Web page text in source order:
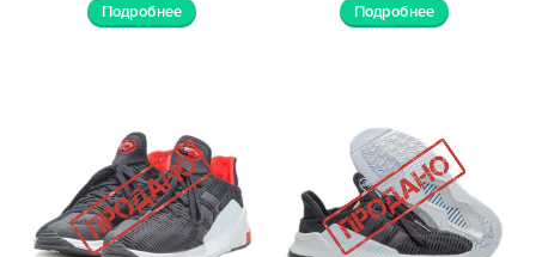
Подробнее Подробнее